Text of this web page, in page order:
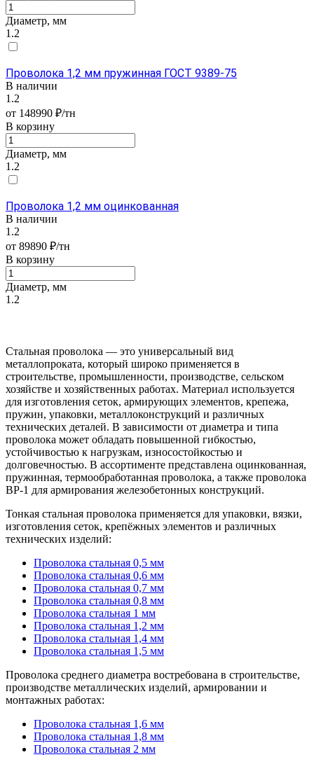
Диаметр, мм
1.2
Проволока 1,2 мм пружинная ГОСТ 9389-75
В наличии
1.2
от 148990 ₽/тн
В корзину
Диаметр, мм
1.2
Проволока 1,2 мм оцинкованная
В наличии
1.2
от 89890 ₽/тн
В корзину
Диаметр, мм
1.2
Стальная проволока — это универсальный вид
металлопроката, который широко применяется в
строительстве, промышленности, производстве, сельском
хозяйстве и хозяйственных работах. Материал используется
для изготовления сеток, армирующих элементов, крепежа,
пружин, упаковки, металлоконструкций и различных
технических деталей. В зависимости от диаметра и типа
проволока может обладать повышенной гибкостью,
устойчивостью к нагрузкам, износостойкостью и
долговечностью. В ассортименте представлена оцинкованная,
пружинная, термообработанная проволока, а также проволока
ВР-1 для армирования железобетонных конструкций.
Тонкая стальная проволока применяется для упаковки, вязки,
изготовления сеток, крепёжных элементов и различных
технических изделий:
Проволока стальная 0,5 мм
Проволока стальная 0,6 мм
Проволока стальная 0,7 мм
Проволока стальная 0,8 мм
Проволока стальная 1 мм
Проволока стальная 1,2 мм
Проволока стальная 1,4 мм
Проволока стальная 1,5 мм
Проволока среднего диаметра востребована в строительстве,
производстве металлических изделий, армировании и
монтажных работах:
Проволока стальная 1,6 мм
Проволока стальная 1,8 мм
Проволока стальная 2 мм